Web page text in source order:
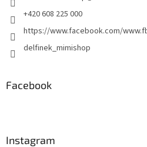
+420 608 225 000
https://www.facebook.com/
delfinek_mimishop
Facebook
Instagram